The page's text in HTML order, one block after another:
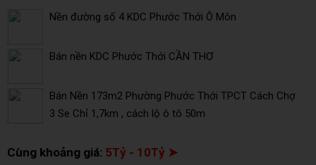
Nền đường số 4 KDC Phước Thới Ô Môn
Bán nền KDC Phước Thới CẦN THƠ
Bán Nền 173m2 Phường Phước Thới TPCT Cách Chợ
3 Se Chỉ 1,7km , cách lộ ô tô 50m
Cùng khoảng giá: 5Tỷ - 10Tỷ ➤